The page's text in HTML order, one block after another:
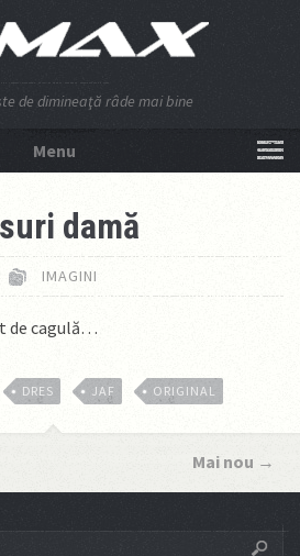
de dimineaţă râde mai bine
Menu
damă
IMAGINI
de cagulă…
DRES JAF ORIGINAL
Mai nou →